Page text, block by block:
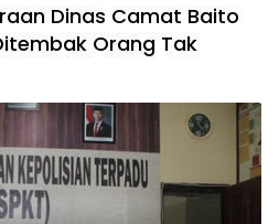
Dinas Camat Baito
Orang Tak